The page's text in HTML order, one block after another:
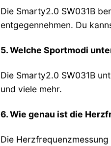
Die Smarty2.0 SW031B
entgegennehmen. Du
5. Welche Sportmodi
Die Smarty2.0 SW031B
und viele mehr.
6. Wie genau ist die
Die